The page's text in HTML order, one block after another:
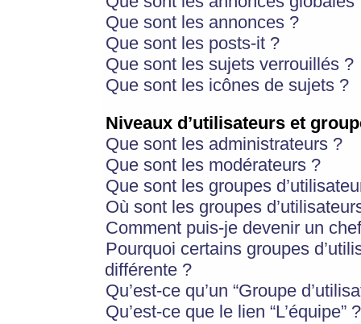
Que sont les annonces ?
Que sont les posts-it ?
Que sont les sujets verrouillés ?
Que sont les icônes de sujets ?
Niveaux d’utilisateurs et
Que sont les administrateurs ?
Que sont les modérateurs ?
Que sont les groupes
Où sont les groupes
Comment puis-je devenir un
Pourquoi certains groupes
différente ?
Qu’est-ce qu’un “Groupe
Qu’est-ce que le lien “L’équipe” ?